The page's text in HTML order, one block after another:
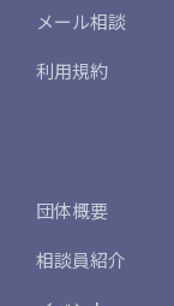
メール相談
利用規約
団体概要
相談員紹介